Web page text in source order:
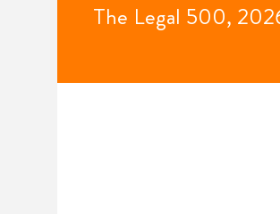
The Legal 500,